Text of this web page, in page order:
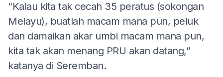
“Kalau kita tak cecah 35 peratus (sokongan
Melayu), buatlah macam mana pun, peluk
dan damaikan akar umbi macam mana pun,
kita tak akan menang PRU akan datang,”
katanya di Seremban.